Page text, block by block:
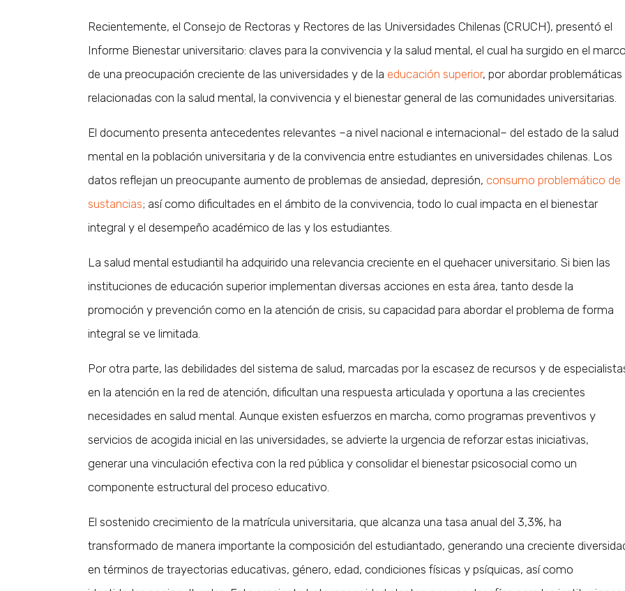
Recientemente, el Consejo de Rectoras y Rectores de las Universidades Chilenas (CRUCH), presentó el
Informe Bienestar universitario: claves para la convivencia y la salud mental, el cual ha surgido en el
de una preocupación creciente de las universidades y de la educación superior, por abordar problemáticas
relacionadas con la salud mental, la convivencia y el bienestar general de las comunidades universitarias.
El documento presenta antecedentes relevantes –a nivel nacional e internacional– del estado de la salud
mental en la población universitaria y de la convivencia entre estudiantes en universidades chilenas. Los
datos reflejan un preocupante aumento de problemas de ansiedad, depresión, consumo problemático de
sustancias; así como dificultades en el ámbito de la convivencia, todo lo cual impacta en el bienestar
integral y el desempeño académico de las y los estudiantes.
La salud mental estudiantil ha adquirido una relevancia creciente en el quehacer universitario. Si bien las
instituciones de educación superior implementan diversas acciones en esta área, tanto desde la
promoción y prevención como en la atención de crisis, su capacidad para abordar el problema de forma
integral se ve limitada.
Por otra parte, las debilidades del sistema de salud, marcadas por la escasez de recursos y de
en la atención en la red de atención, dificultan una respuesta articulada y oportuna a las crecientes
necesidades en salud mental. Aunque existen esfuerzos en marcha, como programas preventivos y
servicios de acogida inicial en las universidades, se advierte la urgencia de reforzar estas iniciativas,
generar una vinculación efectiva con la red pública y consolidar el bienestar psicosocial como un
componente estructural del proceso educativo.
El sostenido crecimiento de la matrícula universitaria, que alcanza una tasa anual del 3,3%, ha
transformado de manera importante la composición del estudiantado, generando una creciente
en términos de trayectorias educativas, género, edad, condiciones físicas y psíquicas, así como